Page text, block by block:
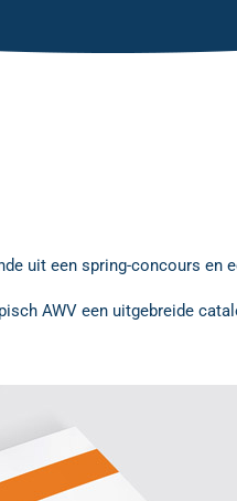
uit een spring-concours en
AWV een uitgebreide